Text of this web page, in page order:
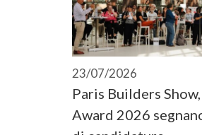
23/07/2026
Paris Builders
Award 2026